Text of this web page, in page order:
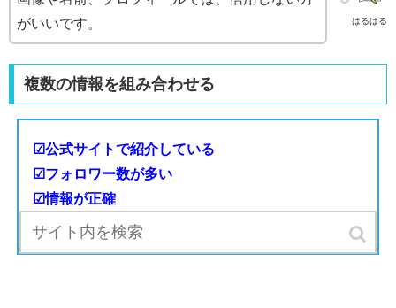
はるはる
がいいです。
複数の情報を組み合わせる
☑公式サイトで紹介している
☑フォロワー数が多い
☑情報が正確
☑アカウントに関する批判的なコメントがない